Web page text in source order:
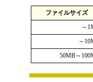
ファイルサイズ
～
～
50MB～